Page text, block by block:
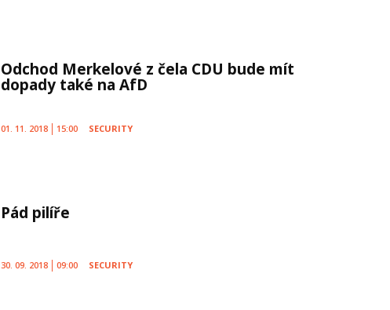
Odchod Merkelové z čela CDU bude mít
dopady také na AfD
01. 11. 2018 15:00 SECURITY
Pád pilíře
30. 09. 2018 09:00 SECURITY